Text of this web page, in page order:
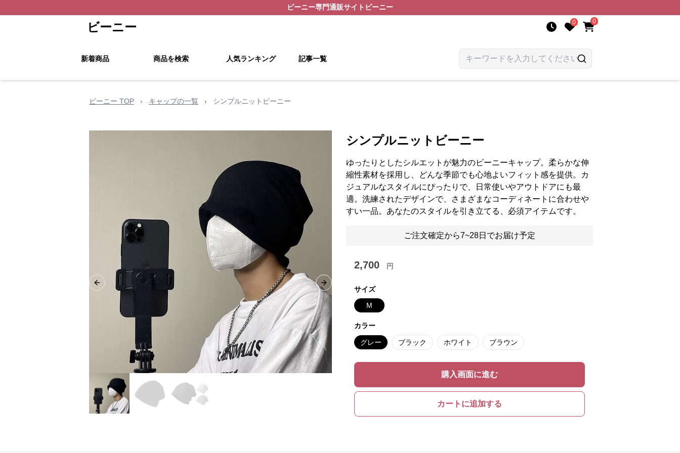
ビーニー専門通販サイト ビーニー
ビーニー 0 0
新着商品 商品を検索 人気ランキング 記事一覧
ビーニー TOP › キャップの一覧 › シンプルニットビーニー
Previous slide Next slide
シンプルニットビーニー
ゆったりとしたシルエットが魅力のビーニーキャップ。柔らかな伸
縮性素材を採用し、どんな季節でも心地よいフィット感を提供。カ
ジュアルなスタイルにぴったりで、日常使いやアウトドアにも最
適。洗練されたデザインで、さまざまなコーディネートに合わせや
すい一品。あなたのスタイルを引き立てる、必須アイテムです。
ご注文確定から7~28日でお届け予定
2,700 円
サイズ
M
カラー
グレー ブラック ホワイト ブラウン
購入画面に進む
カートに追加する